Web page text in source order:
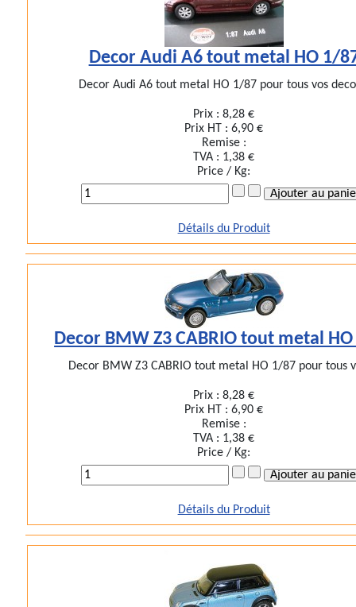
Decor Audi A6 tout metal HO 1/
Decor Audi A6 tout metal HO 1/87 pour tous vos
Prix :8,28 €
Prix HT :6,90 €
Remise :
TVA : 1,38 €
Price / Kg:
Détails du Produit
Decor BMW Z3 CABRIO tout metal
Decor BMW Z3 CABRIO tout metal HO 1/87 pour tous
Prix :8,28 €
Prix HT :6,90 €
Remise :
TVA : 1,38 €
Price / Kg:
Détails du Produit